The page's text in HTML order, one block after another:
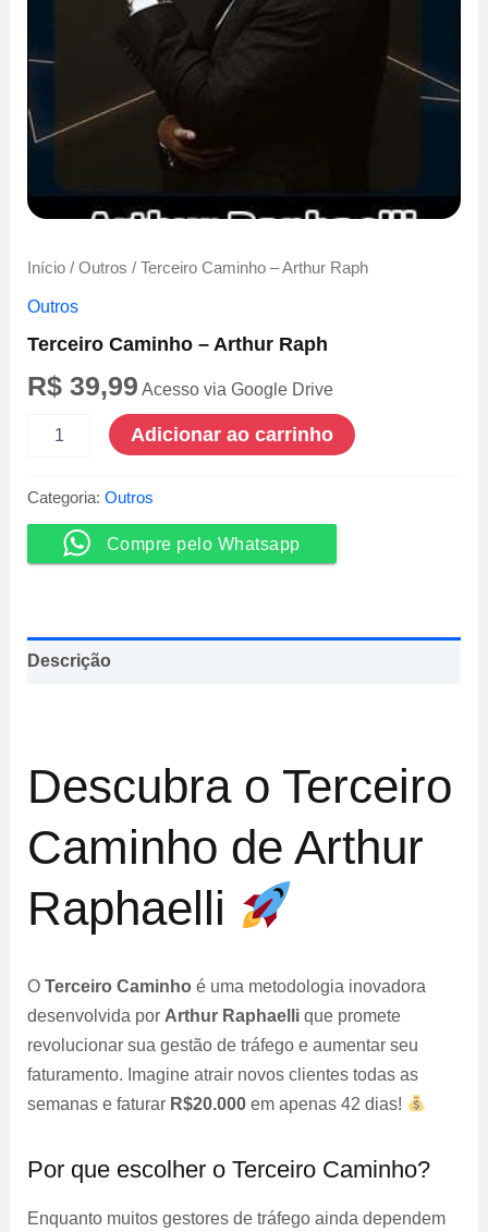
Início /Outros / Terceiro Caminho – Arthur Raph
Outros
Terceiro Caminho – Arthur Raph
R$ 39,99 Acesso via Google Drive
Caminho
Arthur
Raph
quantidade
Adicionar ao carrinho
Categoria:Outros
Compre pelo Whatsapp
Descrição
Descubra o Terceiro
Caminho de Arthur
Raphaelli
OTerceiro Caminho é uma metodologia inovadora
desenvolvida por Arthur Raphaelli que promete
revolucionar sua gestão de tráfego e aumentar seu
faturamento. Imagine atrair novos clientes todas as
semanas e faturar R$20.000 em apenas 42 dias!
Por que escolher o Terceiro Caminho?
Enquanto muitos gestores de tráfego ainda dependem